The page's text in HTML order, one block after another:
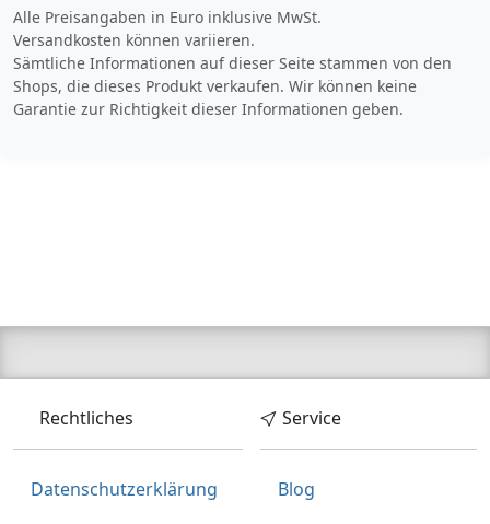
Alle Preisangaben in Euro inklusive MwSt.
Versandkosten können variieren.
Sämtliche Informationen auf dieser Seite stammen von den
Shops, die dieses Produkt verkaufen. Wir können keine
Garantie zur Richtigkeit dieser Informationen geben.
Rechtliches
Datenschutzerklärung
Service
Blog